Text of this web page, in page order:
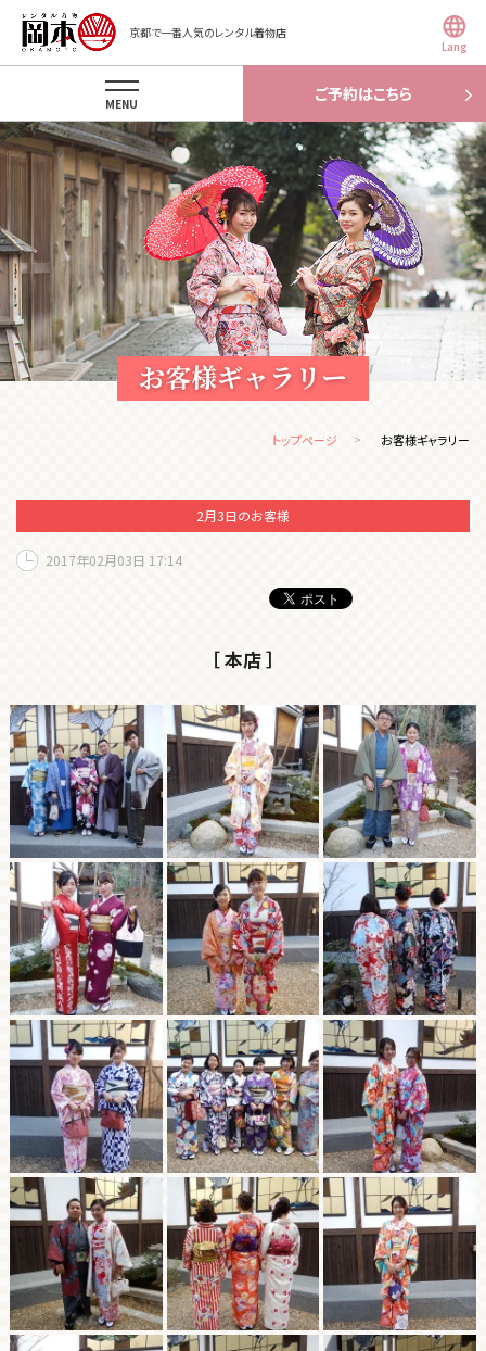
京都で一番人気のレンタル着物店
Lang
ご予約はこちら
MENU
お客様ギャラリー
トップページ お客様ギャラリー
2月3日のお客様
2017年02月03日 17:14
［ 本店 ］